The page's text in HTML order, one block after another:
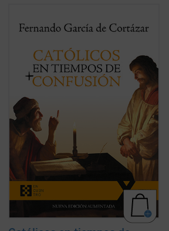
en tiempos de confusión, el nuevo libro
manifiesto a favor de que el humanismo
de tradición cristiana vuelva a ser la
referencia que nos defina, de tal ...
(ver
ficha)